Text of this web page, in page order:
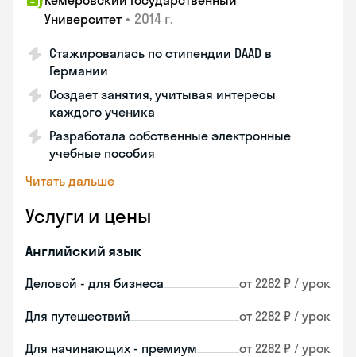
Университет • 2014 г.
Стажировалась по стипендии DAAD в
Германии
Создает занятия, учитывая интересы
каждого ученика
Разработала собственные электронные
учебные пособия
Читать дальше
Услуги и цены
Английский язык
Деловой - для бизнеса от 2282 ₽ / урок
Для путешествий от 2282 ₽ / урок
Для начинающих - премиум от 2282 ₽ / урок